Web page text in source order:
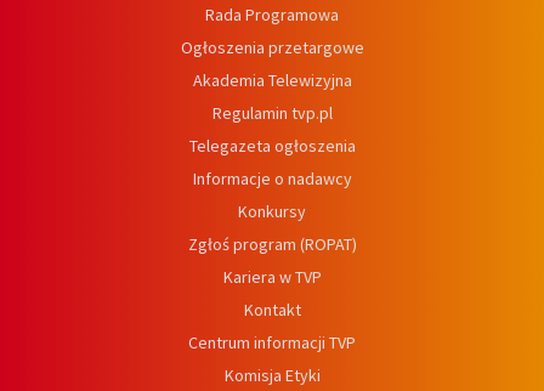
Rada Programowa
Ogłoszenia przetargowe
Akademia Telewizyjna
Regulamin tvp.pl
Telegazeta ogłoszenia
Informacje o nadawcy
Konkursy
Zgłoś program (ROPAT)
Kariera w TVP
Kontakt
Centrum informacji TVP
Komisja Etyki